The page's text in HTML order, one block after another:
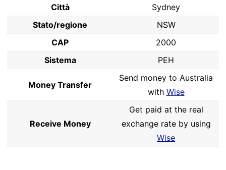
Città
Sydney
Stato/regione
NSW
CAP
2000
Sistema
PEH
Money Transfer
Send money to Australia
with Wise
Receive Money
Get paid at the real
exchange rate by using
Wise